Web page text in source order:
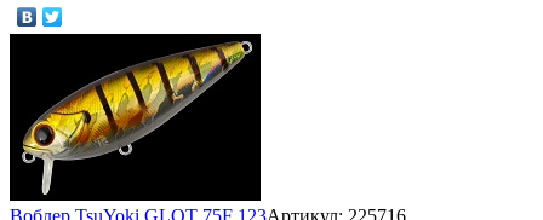
Воблер TsuYoki GLOT 75F 123Артикул: 225716